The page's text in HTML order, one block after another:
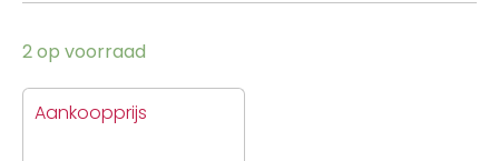
2 op voorraad
Aankoopprijs